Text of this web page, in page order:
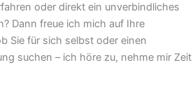
oder direkt ein unverbindliches
Dann freue ich mich auf Ihre
Sie für sich selbst oder einen
suchen – ich höre zu, nehme mir Zeit